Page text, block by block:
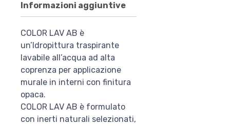
Informazioni aggiuntive
COLOR LAV AB è
un’Idropittura traspirante
lavabile all’acqua ad alta
coprenza per applicazione
murale in interni con finitura
opaca.
COLOR LAV AB è formulato
con inerti naturali selezionati,